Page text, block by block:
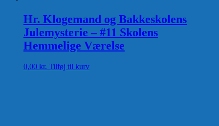
Hr. Klogemand og Bakkeskolens
Julemysterie – #11 Skolens
Hemmelige Værelse
0,00 kr. Tilføj til kurv